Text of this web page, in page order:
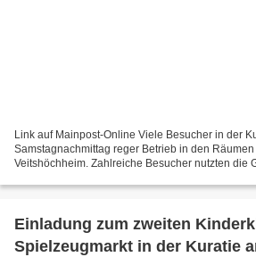
Link auf Mainpost-Online Viele Besucher in der
Samstagnachmittag reger Betrieb in den
Veitshöchheim. Zahlreiche Besucher nutzten die
Einladung zum zweiten
Spielzeugmarkt in der Kuratie